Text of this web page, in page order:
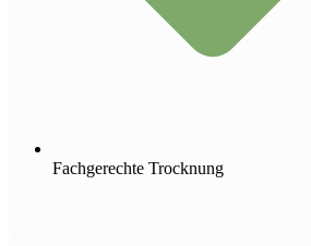
Fachgerechte Trocknung